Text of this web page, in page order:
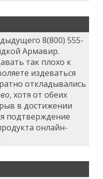
8(800) 555-
Армавир.
так плохо к
издеваться
откладывались
, хотя от обеих
в достижении
подтверждение
онлайн-